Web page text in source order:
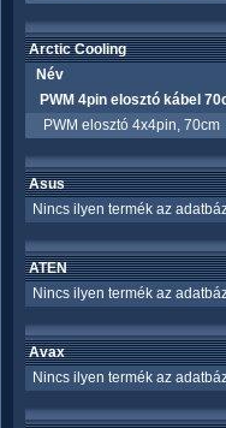
Arctic Cooling
Név
PWM 4pin elosztó kábel
PWM elosztó 4x4pin, 70cm
Asus
Nincs ilyen termék az
ATEN
Nincs ilyen termék az
Avax
Nincs ilyen termék az